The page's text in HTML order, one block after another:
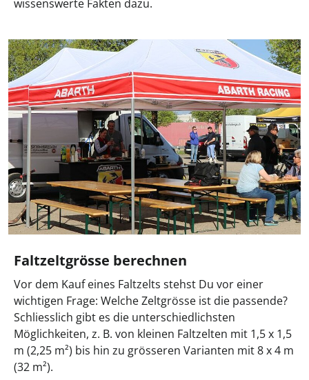
wissenswerte Fakten dazu.
Faltzeltgrösse berechnen
Vor dem Kauf eines Faltzelts stehst Du vor einer
wichtigen Frage: Welche Zeltgrösse ist die passende?
Schliesslich gibt es die unterschiedlichsten
Möglichkeiten, z. B. von kleinen Faltzelten mit 1,5 x 1,5
m (2,25 m²) bis hin zu grösseren Varianten mit 8 x 4 m
(32 m²).